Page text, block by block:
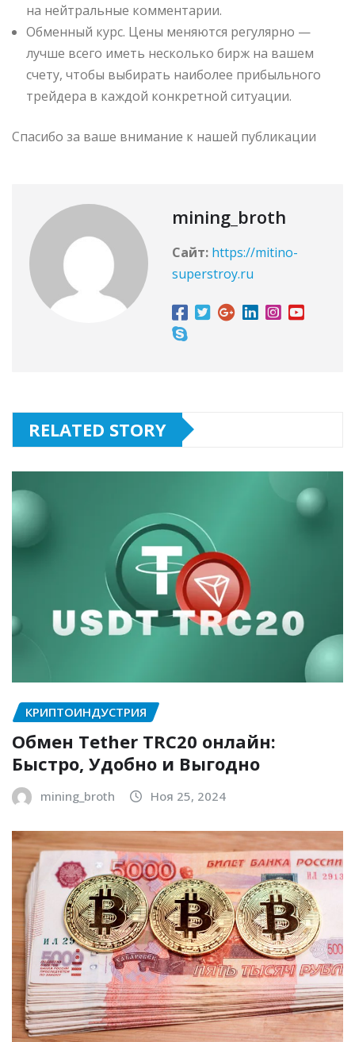
на нейтральные комментарии.
Обменный курс. Цены меняются регулярно —
лучше всего иметь несколько бирж на вашем
счету, чтобы выбирать наиболее прибыльного
трейдера в каждой конкретной ситуации.
Спасибо за ваше внимание к нашей публикации
mining_broth
Сайт: https://mitino-
superstroy.ru
RELATED STORY
КРИПТОИНДУСТРИЯ
Обмен Tether TRC20 онлайн:
Быстро, Удобно и Выгодно
mining_broth Ноя 25, 2024